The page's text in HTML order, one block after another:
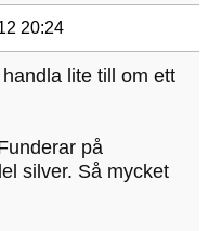
20:24
lite till om ett
på
silver. Så mycket